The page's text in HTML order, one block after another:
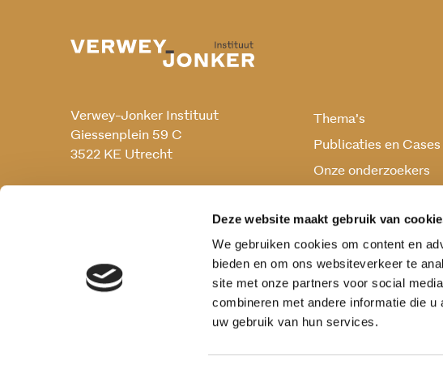
Deze website maakt gebruik van
We gebruiken cookies om content en
bieden en om ons websiteverkeer te
site met onze partners voor social
combineren met andere informatie die
uw gebruik van hun services.
Verwey-Jonker Instituut
Giessenplein 59 C
3522 KE Utrecht
Thema’s
Publicaties en Cases
Onze onderzoekers